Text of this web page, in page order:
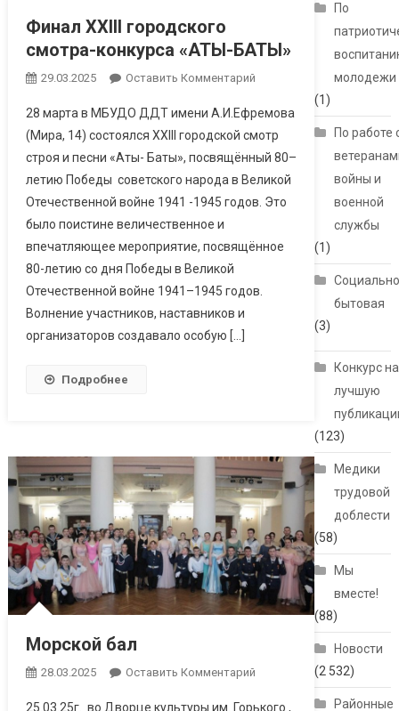
Финал XXIII городского
смотра-конкурса «АТЫ-БАТЫ»
29.03.2025 Оставить Комментарий
28 марта в МБУДО ДДТ имени А.И.Ефремова
(Мира, 14) состоялся XXIII городской смотр
строя и песни «Аты- Баты», посвящённый 80–
летию Победы советского народа в Великой
Отечественной войне 1941 -1945 годов. Это
было поистине величественное и
впечатляющее мероприятие, посвящённое
80-летию со дня Победы в Великой
Отечественной войне 1941–1945 годов.
Волнение участников, наставников и
организаторов создавало особую […]
Подробнее
Морской бал
28.03.2025 Оставить Комментарий
25.03.25г. во Дворце культуры им. Горького ,
По
молодежи
(1)
По работе
войны и
военной
службы
(1)
бытовая
(3)
Конкурс на
лучшую
(123)
Медики
трудовой
доблести
(58)
Мы
вместе!
(88)
Новости
(2 532)
Районные